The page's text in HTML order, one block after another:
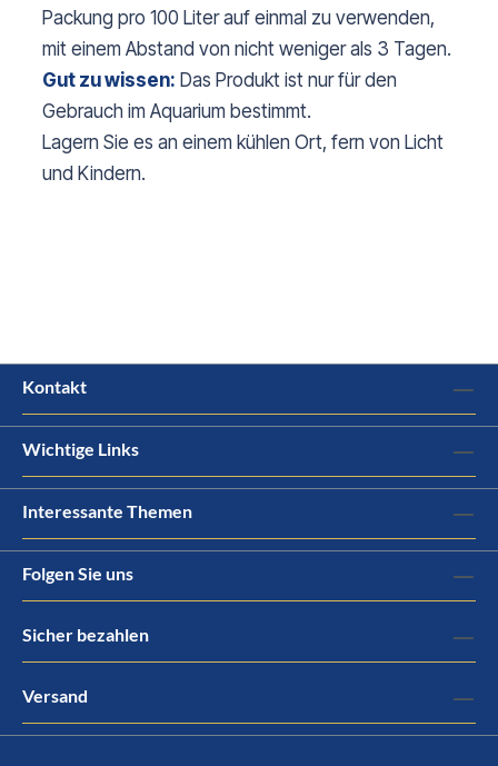
Packung pro 100 Liter auf einmal zu verwenden,
mit einem Abstand von nicht weniger als 3 Tagen.
Gut zu wissen: Das Produkt ist nur für den
Gebrauch im Aquarium bestimmt.
Lagern Sie es an einem kühlen Ort, fern von Licht
und Kindern.
Kontakt
Wichtige Links
Interessante Themen
Folgen Sie uns
Sicher bezahlen
Versand